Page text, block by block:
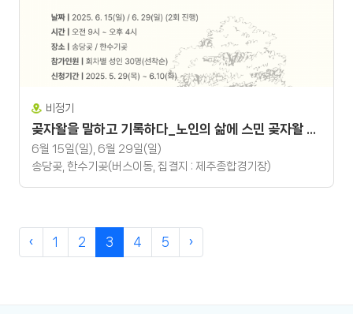
비정기
곶자왈을 말하고 기록하다_노인의 삶에 스민 곶자왈 이야기
6월 15일(일), 6월 29일(일)
송당곶, 한수기곶(버스이동, 집결지 : 제주종합경기장)
‹ 1 2 3 4 5 ›